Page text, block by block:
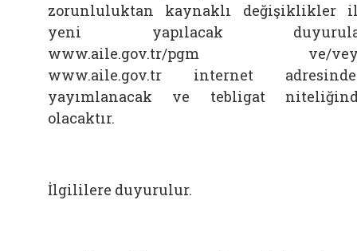
zorunluluktan kaynaklı değişiklikler
yeni yapılacak
www.aile.gov.tr/pgm ve/
www.aile.gov.tr internet
yayımlanacak ve tebligat
olacaktır.
İlgililere duyurulur.